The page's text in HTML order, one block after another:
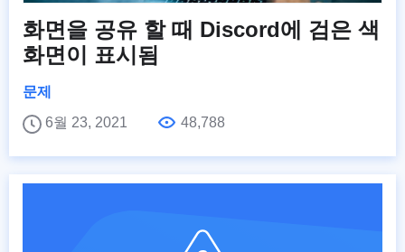
화면을 공유 할 때 Discord에 검은 색
화면이 표시됨
문제
6월 23, 2021
48,788